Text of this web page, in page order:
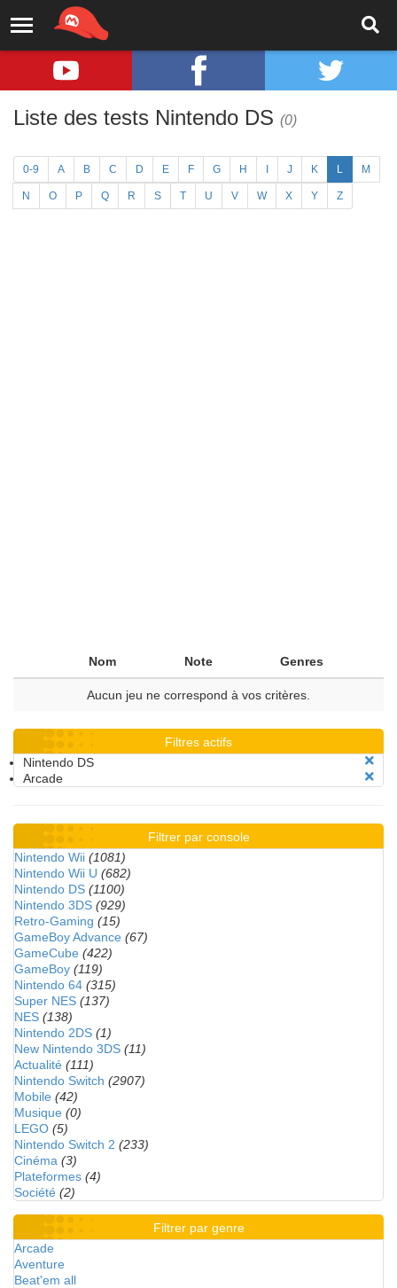
Liste des tests Nintendo DS (0)
0-9 A B C D E F G H J K L M
N O P Q R S T U V W X Y Z
Nom Note Genres
Aucun jeu ne correspond à vos critères.
Filtres actifs
Nintendo DS
Arcade
Filtrer par console
Nintendo Wii (1081)
Nintendo Wii U (682)
Nintendo DS (1100)
Nintendo 3DS (929)
Retro-Gaming (15)
GameBoy Advance (67)
GameCube (422)
GameBoy (119)
Nintendo 64 (315)
Super NES (137)
NES (138)
Nintendo 2DS (1)
New Nintendo 3DS (11)
Actualité (111)
Nintendo Switch (2907)
Mobile (42)
Musique (0)
LEGO (5)
Nintendo Switch 2 (233)
Cinéma (3)
Plateformes (4)
Société (2)
Filtrer par genre
Arcade
Aventure
Beat'em all